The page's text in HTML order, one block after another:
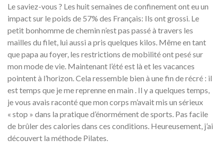
Le saviez-vous ? Les huit semaines de confinement ont eu un
impact sur le poids de 57% des Français: Ils ont grossi. Le
petit bonhomme de chemin n’est pas passé à travers les
mailles du filet, lui aussi a pris quelques kilos. Même en tant
que papa au foyer, les restrictions de mobilité ont pesé sur
mon mode de vie. Maintenant l’été est là et les vacances
pointent à l’horizon. Cela ressemble bien à une fin de récré : il
est temps que je me reprenne en main . Il y a quelques temps,
je vous avais raconté que mon corps m’avait mis un sérieux
« stop » dans la pratique d’énormément de sports. Pas facile
de brûler des calories dans ces conditions. Heureusement, j’ai
découvert la méthode Pilates.